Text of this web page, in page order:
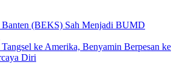
(BEKS) Sah Menjadi BUMD
ke Amerika, Benyamin Berpesan ke
Diri